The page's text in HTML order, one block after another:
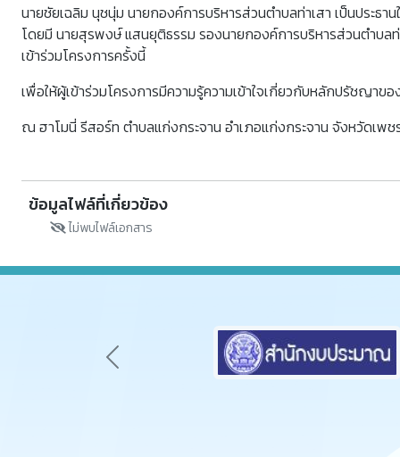
นายชัยเฉลิม นุชนุ่ม นายกองค์การบริหารส่วนตำบลท่าเสา เป็นประธ
โดยมี นายสุรพงษ์ แสนยุติธรรม รองนายกองค์การบริหารส่วนตำบล
เข้าร่วมโครงการครั้งนี้
เพื่อให้ผู้เข้าร่วมโครงการมีความรู้ความเข้าใจเกี่ยวกับหลักปรัชญา
ณ ฮาโมนี่ รีสอร์ท ตำบลแก่งกระจาน อำเภอแก่งกระจาน จังหวัดเพช
ข้อมูลไฟล์ที่เกี่ยวข้อง
ไม่พบไฟล์เอกสาร
Previous